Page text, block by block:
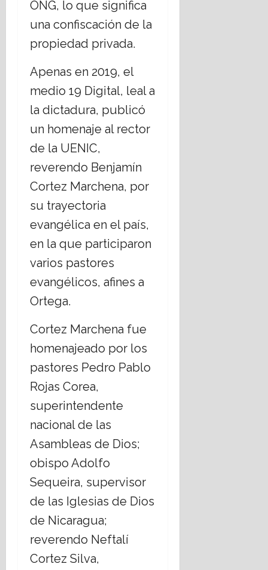
ONG, lo que significa
una confiscación de la
propiedad privada.
Apenas en 2019, el
medio 19 Digital, leal a
la dictadura, publicó
un homenaje al rector
de la UENIC,
reverendo Benjamín
Cortez Marchena, por
su trayectoria
evangélica en el país,
en la que participaron
varios pastores
evangélicos, afines a
Ortega.
Cortez Marchena fue
homenajeado por los
pastores Pedro Pablo
Rojas Corea,
superintendente
nacional de las
Asambleas de Dios;
obispo Adolfo
Sequeira, supervisor
de las Iglesias de Dios
de Nicaragua;
reverendo Neftalí
Cortez Silva,